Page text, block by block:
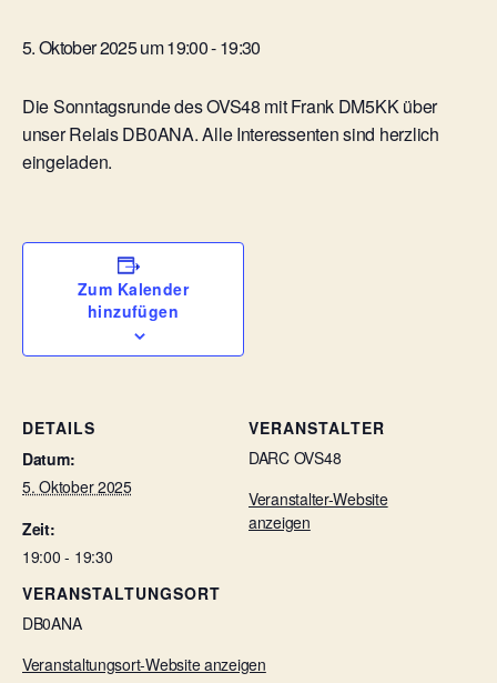
5. Oktober 2025 um 19:00-19:30
Die Sonntagsrunde des OVS48 mit Frank DM5KK über
unser Relais DB0ANA. Alle Interessenten sind herzlich
eingeladen.
Zum Kalender
hinzufügen
DETAILS
Datum:
5. Oktober 2025
Zeit:
19:00 - 19:30
VERANSTALTUNGSORT
DB0ANA
Veranstaltungsort-Website anzeigen
VERANSTALTER
DARC OVS48
Veranstalter-Website
anzeigen